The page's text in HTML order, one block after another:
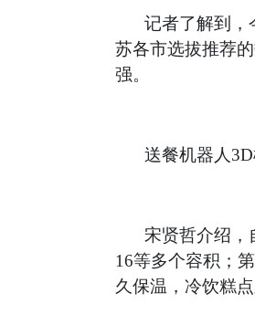
记者了解到，
苏各市选拔推荐
强。
送餐机器人
宋贤哲介绍，
16等多个容积；
久保温，冷饮糕